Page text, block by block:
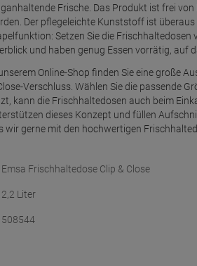
Frische. Das Produkt ist frei
Der pflegeleichte Kunststoff ist
Setzen Sie die
und haben genug Essen vorrätig, auf
Online-Shop finden Sie eine große
Verschluss. Wählen Sie die passende
kann die Frischhaltedosen auch beim
dieses Konzept und füllen
wir gerne mit den hochwertigen
Emsa Frischhaltedose Clip & Close
2,2 Liter
508544